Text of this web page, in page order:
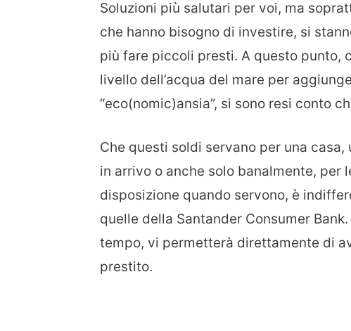
Soluzioni più salutari per voi, ma
che hanno bisogno di investire, si
più fare piccoli presti. A questo punto,
livello dell’acqua del mare per
“eco(nomic)ansia”, si sono resi conto
Che questi soldi servano per una
in arrivo o anche solo banalmente, per
disposizione quando servono, è
quelle della Santander Consumer
tempo, vi permetterà direttamente di
prestito.